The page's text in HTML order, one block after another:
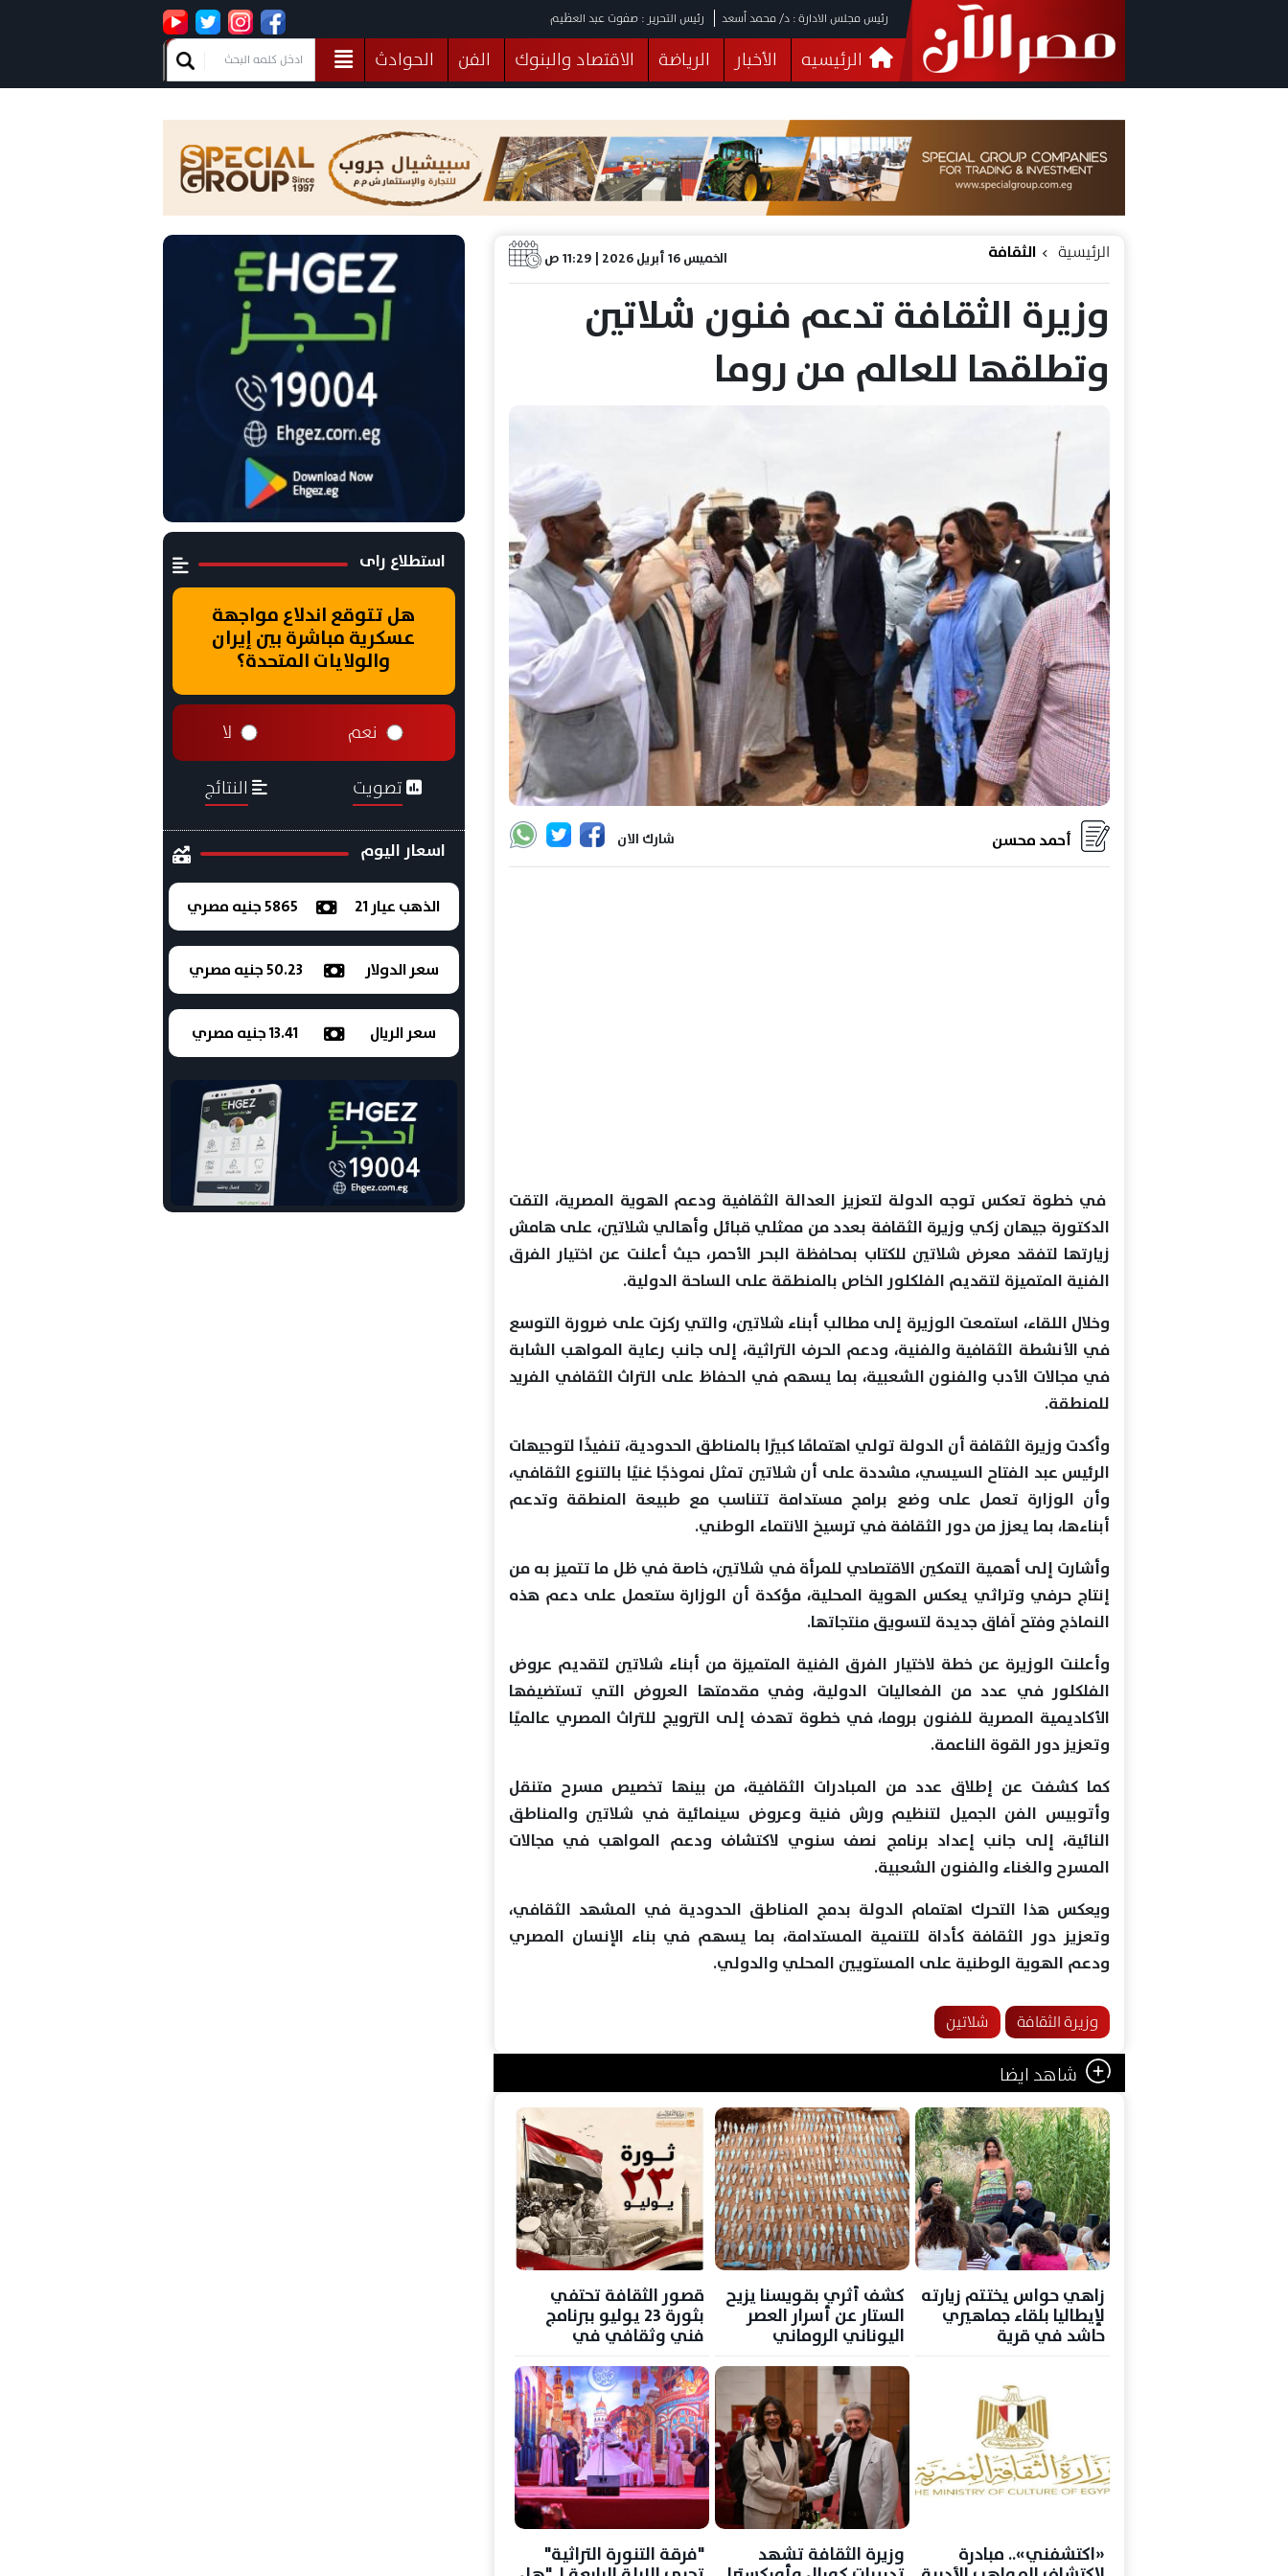
رئيس مجلس الادارة : د/ محمد أسعد رئيس التحرير : صفوت عبد العظيم
الرئيسيه الأخبار الرياضة الاقتصاد والبنوك الفن
الحوادث
فيديوهات
البرلمان صحة الثقافة خدمات منوعات
الخميس 16 أبريل 2026 | 11:29 ص الرئيسية الثقافة
وزيرة الثقافة تدعم فنون شلاتين
وتطلقها للعالم من روما
شارك الان أحمد محسن
في خطوة تعكس توجه الدولة لتعزيز العدالة الثقافية ودعم الهوية المصرية، التقت
الدكتورة جيهان زكي وزيرة الثقافة بعدد من ممثلي قبائل وأهالي شلاتين، على هامش
زيارتها لتفقد معرض شلاتين للكتاب بمحافظة البحر الأحمر، حيث أعلنت عن اختيار الفرق
الفنية المتميزة لتقديم الفلكلور الخاص بالمنطقة على الساحة الدولية.
وخلال اللقاء، استمعت الوزيرة إلى مطالب أبناء شلاتين، والتي ركزت على ضرورة التوسع
في الأنشطة الثقافية والفنية، ودعم الحرف التراثية، إلى جانب رعاية المواهب الشابة
في مجالات الأدب والفنون الشعبية، بما يسهم في الحفاظ على التراث الثقافي الفريد
للمنطقة.
وأكدت وزيرة الثقافة أن الدولة تولي اهتمامًا كبيرًا بالمناطق الحدودية، تنفيذًا لتوجيهات
الرئيس عبد الفتاح السيسي، مشددة على أن شلاتين تمثل نموذجًا غنيًا بالتنوع الثقافي،
وأن الوزارة تعمل على وضع برامج مستدامة تتناسب مع طبيعة المنطقة وتدعم
أبناءها، بما يعزز من دور الثقافة في ترسيخ الانتماء الوطني.
وأشارت إلى أهمية التمكين الاقتصادي للمرأة في شلاتين، خاصة في ظل ما تتميز به من
إنتاج حرفي وتراثي يعكس الهوية المحلية، مؤكدة أن الوزارة ستعمل على دعم هذه
النماذج وفتح آفاق جديدة لتسويق منتجاتها.
وأعلنت الوزيرة عن خطة لاختيار الفرق الفنية المتميزة من أبناء شلاتين لتقديم عروض
الفلكلور في عدد من الفعاليات الدولية، وفي مقدمتها العروض التي تستضيفها
الأكاديمية المصرية للفنون بروما، في خطوة تهدف إلى الترويج للتراث المصري عالميًا
وتعزيز دور القوة الناعمة.
كما كشفت عن إطلاق عدد من المبادرات الثقافية، من بينها تخصيص مسرح متنقل
وأتوبيس الفن الجميل لتنظيم ورش فنية وعروض سينمائية في شلاتين والمناطق
النائية، إلى جانب إعداد برنامج نصف سنوي لاكتشاف ودعم المواهب في مجالات
المسرح والغناء والفنون الشعبية.
ويعكس هذا التحرك اهتمام الدولة بدمج المناطق الحدودية في المشهد الثقافي،
وتعزيز دور الثقافة كأداة للتنمية المستدامة، بما يسهم في بناء الإنسان المصري
ودعم الهوية الوطنية على المستويين المحلي والدولي.
وزيرة الثقافة شلاتين
شاهد ايضا
زاهي حواس يختتم زيارته
لإيطاليا بلقاء جماهيري
حاشد في قرية
كشف أثري بقويسنا يزيح
الستار عن أسرار العصر
اليوناني الروماني
قصور الثقافة تحتفي
بثورة 23 يوليو ببرنامج
فني وثقافي في
«اكتشفني».. مبادرة
وزيرة الثقافة تشهد
"فرقة التنورة التراثية"
استطلاع راى
هل تتوقع اندلاع مواجهة
عسكرية مباشرة بين إيران
والولايات المتحدة؟
نعم لا
تصويت النتائج
اسعار اليوم
الذهب عيار 21 5865 جنيه مصري
سعر الدولار 50.23 جنيه مصري
سعر الريال 13.41 جنيه مصري